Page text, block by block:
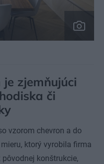
zjemňujúci
či
vzorom chevron a do
ktorý vyrobila firma
konštrukcie,